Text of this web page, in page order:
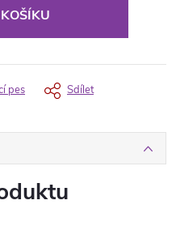
pes Sdílet